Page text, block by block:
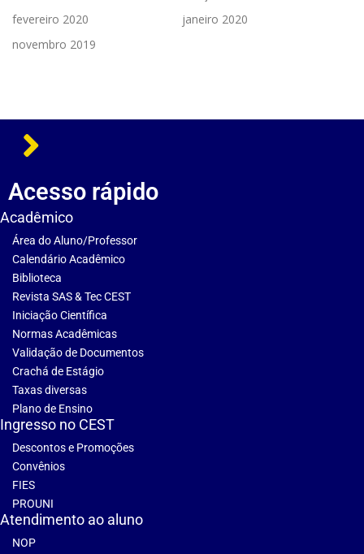
fevereiro 2020
janeiro 2020
novembro 2019
Acesso rápido
Acadêmico
Área do Aluno/Professor
Calendário Acadêmico
Biblioteca
Revista SAS & Tec CEST
Iniciação Científica
Normas Acadêmicas
Validação de Documentos
Crachá de Estágio
Taxas diversas
Plano de Ensino
Ingresso no CEST
Descontos e Promoções
Convênios
FIES
PROUNI
Atendimento ao aluno
NOP